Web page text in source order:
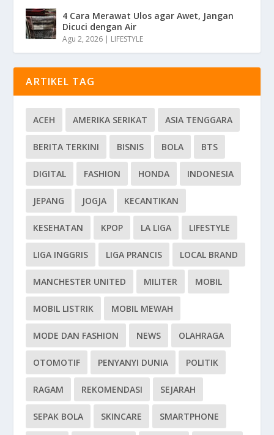
4 Cara Merawat Ulos agar Awet, Jangan
Dicuci dengan Air
Agu 2, 2026 | LIFESTYLE
ARTIKEL TAG
ACEH AMERIKA SERIKAT ASIA TENGGARA
BERITA TERKINI BISNIS BOLA BTS
DIGITAL FASHION HONDA INDONESIA
JEPANG JOGJA KECANTIKAN
KESEHATAN KPOP LA LIGA LIFESTYLE
LIGA INGGRIS LIGA PRANCIS LOCAL BRAND
MANCHESTER UNITED MILITER MOBIL
MOBIL LISTRIK MOBIL MEWAH
MODE DAN FASHION NEWS OLAHRAGA
OTOMOTIF PENYANYI DUNIA POLITIK
RAGAM REKOMENDASI SEJARAH
SEPAK BOLA SKINCARE SMARTPHONE